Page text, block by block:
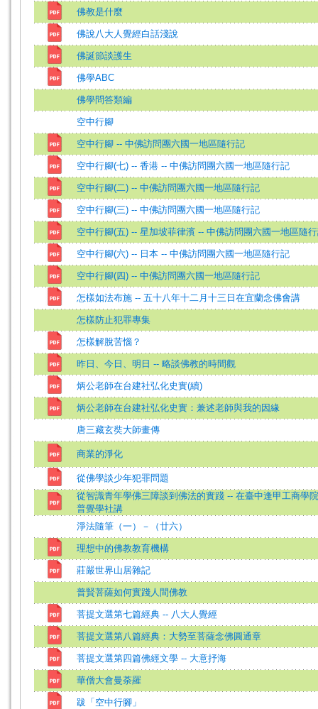
佛教是什麼
佛說八大人覺經白話淺說
佛誕節談護生
佛學ABC
佛學問答類編
空中行腳
空中行腳 -- 中佛訪問團六國一地區隨行記
空中行腳(七) -- 香港 -- 中佛訪問團六國一地區隨行記
空中行腳(二) -- 中佛訪問團六國一地區隨行記
空中行腳(三) -- 中佛訪問團六國一地區隨行記
空中行腳(五) -- 星加坡菲律濱 -- 中佛訪問團六國一地區隨
空中行腳(六) -- 日本 -- 中佛訪問團六國一地區隨行記
空中行腳(四) -- 中佛訪問團六國一地區隨行記
怎樣如法布施 -- 五十八年十二月十三日在宜蘭念佛會講
怎樣防止犯罪專集
怎樣解脫苦惱？
昨日、今日、明日 -- 略談佛教的時間觀
炳公老師在台建社弘化史實(續)
炳公老師在台建社弘化史實：兼述老師與我的因緣
唐三藏玄奘大師畫傳
商業的淨化
從佛學談少年犯罪問題
從智識青年學佛三障談到佛法的實踐 -- 在臺中逢甲工商學院
普覺學社講
淨法隨筆（一）－（廿六）
理想中的佛教教育機構
莊嚴世界山居雜記
普賢菩薩如何實踐人間佛教
菩提文選第七篇經典 -- 八大人覺經
菩提文選第八篇經典：大勢至菩薩念佛圓通章
菩提文選第四篇佛經文學 -- 大意抒海
華僧大會曼荼羅
跋「空中行腳」